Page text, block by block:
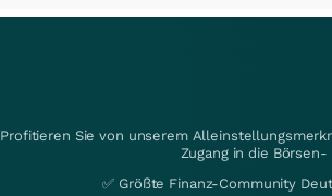
Profitieren Sie von unserem
Zugang in die
✅ Größte Finanz-Community